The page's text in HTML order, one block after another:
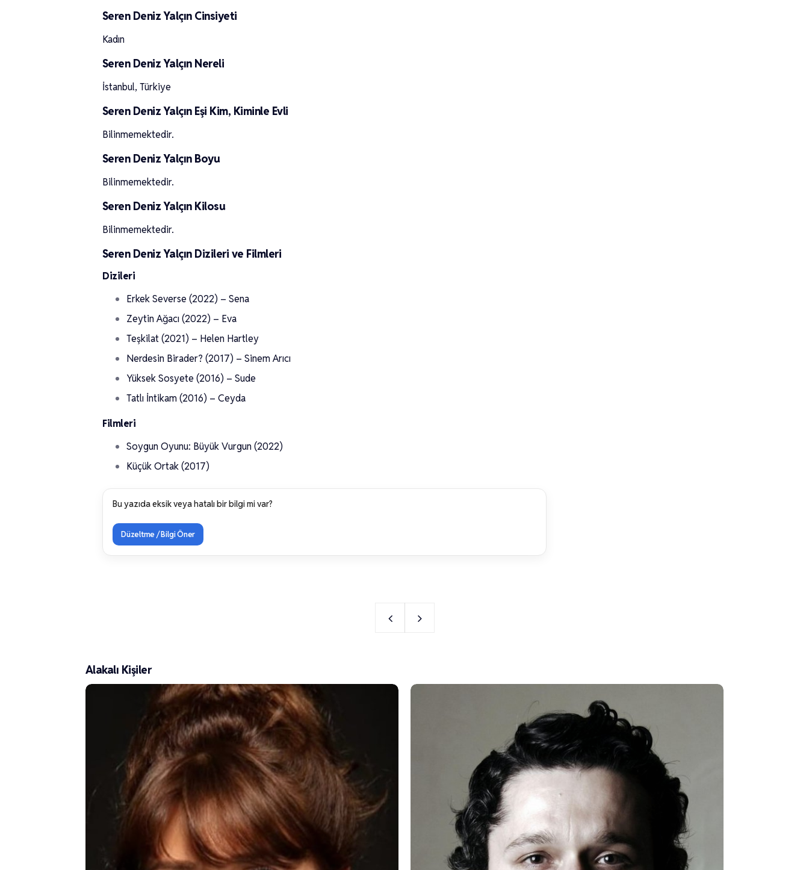
Seren Deniz Yalçın Cinsiyeti
Kadın
Seren Deniz Yalçın Nereli
İstanbul, Türkiye
Seren Deniz Yalçın Eşi Kim, Kiminle Evli
Bilinmemektedir.
Seren Deniz Yalçın Boyu
Bilinmemektedir.
Seren Deniz Yalçın Kilosu
Bilinmemektedir.
Seren Deniz Yalçın Dizileri ve Filmleri
Dizileri
Erkek Severse (2022) – Sena
Zeytin Ağacı (2022) – Eva
Teşkilat (2021) – Helen Hartley
Nerdesin Birader? (2017) – Sinem Arıcı
Yüksek Sosyete (2016) – Sude
Tatlı İntikam (2016) – Ceyda
Filmleri
Soygun Oyunu: Büyük Vurgun (2022)
Küçük Ortak (2017)
Bu yazıda eksik veya hatalı bir bilgi mi var?
Düzeltme / Bilgi Öner
Alakalı Kişiler